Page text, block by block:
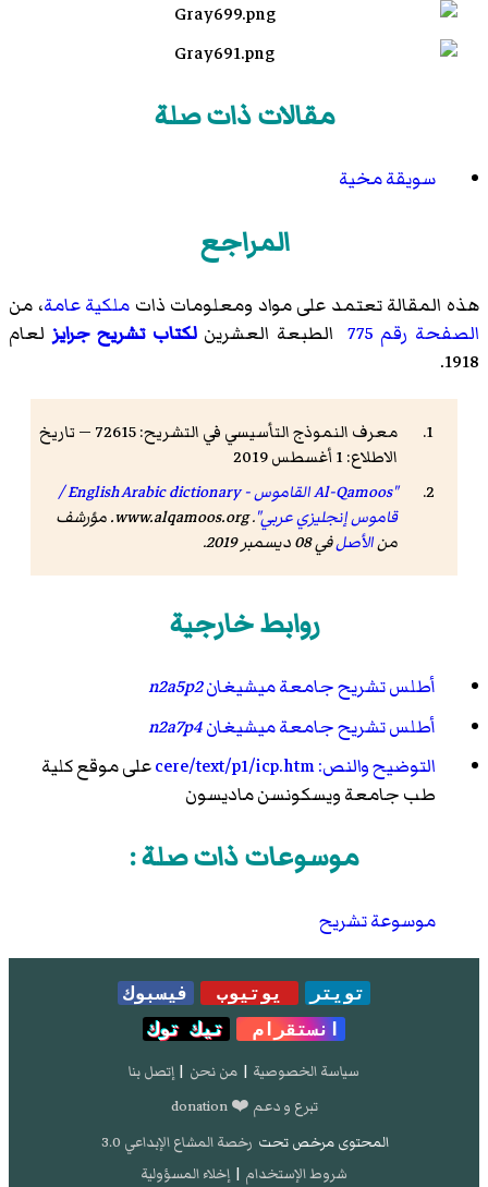
مقالات ذات صلة
سويقة مخية
المراجع
هذه المقالة تعتمد على مواد ومعلومات ذات ملكية عامة، من
الصفحة رقم 775
الطبعة العشرينلكتاب تشريح جرايز لعام
1918.
معرف النموذج التأسيسي في التشريح: 72615 — تاريخ
الاطلاع: 1 أغسطس 2019
"Al-Qamoos القاموس - English Arabic dictionary /
قاموس إنجليزي عربي".
www.alqamoos.org. مؤرشف
منالأصلفي 08 ديسمبر 2019 .
روابط خارجية
أطلس تشريح جامعة ميشيغانn2a5p2
أطلس تشريح جامعة ميشيغانn2a7p4
التوضيح والنص: cere/text/p1/icp.htm
على موقع كلية
طب جامعة ويسكونسن ماديسون
موسوعات ذات صلة :
موسوعة تشريح
تويتر يوتيوب
فيسبوك
انستقرام
تيك توك
سياسة الخصوصية | من نحن | إتصل بنا
تبرع و دعم ❤️ donation
المحتوى مرخص تحت رخصة المشاع الإبداعي 3.0
شروط الإستخدام | إخلاء المسؤولية